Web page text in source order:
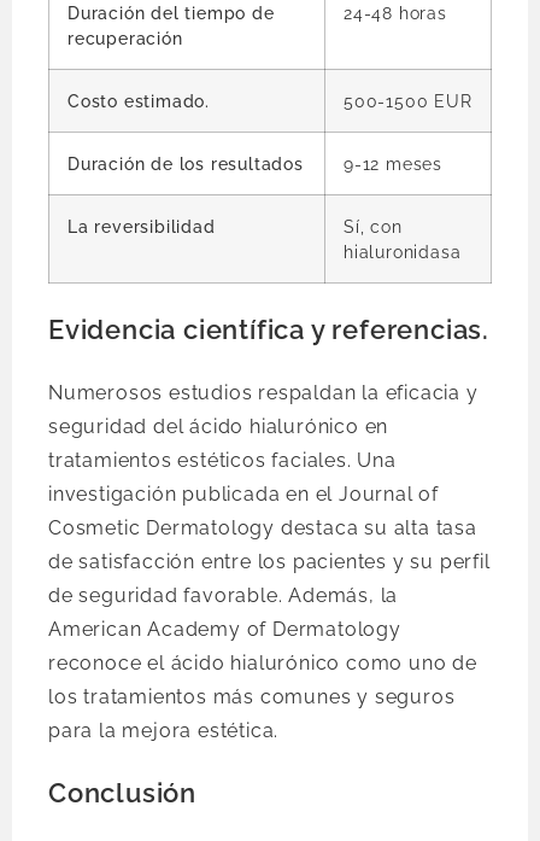
Duración del tiempo de
recuperación
24-48 horas
Costo estimado. 500-1500 EUR
Duración de los resultados 9-12 meses
La reversibilidad
Sí, con
hialuronidasa
Evidencia científica y referencias.
Numerosos estudios respaldan la eficacia y
seguridad del ácido hialurónico en
tratamientos estéticos faciales. Una
investigación publicada en el Journal of
Cosmetic Dermatology destaca su alta tasa
de satisfacción entre los pacientes y su perfil
de seguridad favorable. Además, la
American Academy of Dermatology
reconoce el ácido hialurónico como uno de
los tratamientos más comunes y seguros
para la mejora estética.
Conclusión